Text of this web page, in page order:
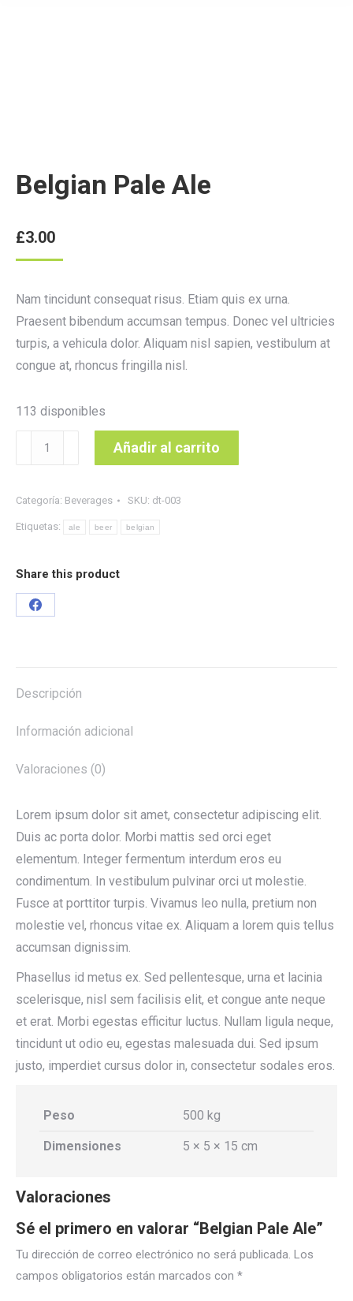
Belgian Pale Ale
£3.00
Nam tincidunt consequat risus. Etiam quis ex urna.
Praesent bibendum accumsan tempus. Donec vel ultricies
turpis, a vehicula dolor. Aliquam nisl sapien, vestibulum at
congue at, rhoncus fringilla nisl.
113 disponibles
Belgian
Pale
cantidad
Añadir al carrito
Categoría: Beverages SKU: dt-003
Etiquetas: ale beer belgian
Share this product
Share
Descripción
Información adicional
Valoraciones (0)
Lorem ipsum dolor sit amet, consectetur adipiscing elit.
Duis ac porta dolor. Morbi mattis sed orci eget
elementum. Integer fermentum interdum eros eu
condimentum. In vestibulum pulvinar orci ut molestie.
Fusce at porttitor turpis. Vivamus leo nulla, pretium non
molestie vel, rhoncus vitae ex. Aliquam a lorem quis tellus
accumsan dignissim.
Phasellus id metus ex. Sed pellentesque, urna et lacinia
scelerisque, nisl sem facilisis elit, et congue ante neque
et erat. Morbi egestas efficitur luctus. Nullam ligula neque,
tincidunt ut odio eu, egestas malesuada dui. Sed ipsum
justo, imperdiet cursus dolor in, consectetur sodales eros.
Peso 500 kg
Dimensiones 5 × 5 × 15 cm
Valoraciones
Sé el primero en valorar “Belgian Pale Ale”
Tu dirección de correo electrónico no será publicada. Los
campos obligatorios están marcados con *